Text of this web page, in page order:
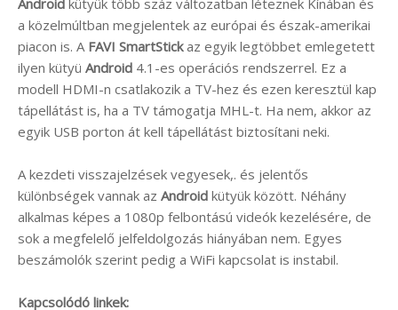
a közelmúltban megjelentek az európai és észak-amerikai
piacon is. A FAVI SmartStickaz egyik legtöbbet emlegetett
ilyen kütyü Android 4.1-es operációs rendszerrel. Ez a
modell HDMI-n csatlakozik a TV-hez és ezen keresztül kap
tápellátást is, ha a TV támogatja MHL-t. Ha nem, akkor az
egyik USB porton át kell tápellátást biztosítani neki.
A kezdeti visszajelzések vegyesek,. és jelentős
különbségek vannak az Android kütyük között. Néhány
alkalmas képes a 1080p felbontású videók kezelésére, de
sok a megfelelő jelfeldolgozás hiányában nem. Egyes
beszámolók szerint pedig a WiFi kapcsolat is instabil.
Kapcsolódó linkek: